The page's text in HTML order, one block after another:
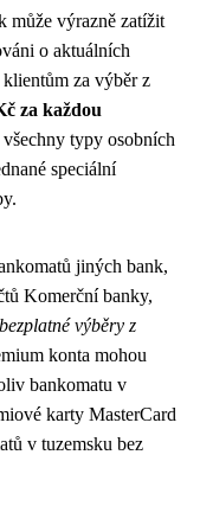
může výrazně zatížit
o aktuálních
za výběr z
za každou
typy osobních
speciální
jiných bank,
Komerční banky,
výběry z
konta mohou
bankomatu v
karty MasterCard
v tuzemsku bez